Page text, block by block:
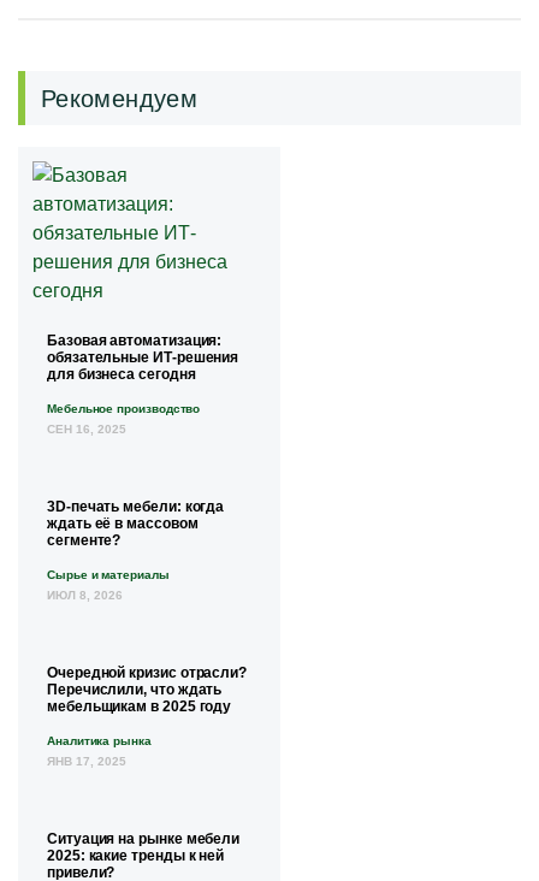
Рекомендуем
Базовая автоматизация:
обязательные ИТ-решения
для бизнеса сегодня
Мебельное производство
СЕН 16, 2025
3D-печать мебели: когда
ждать её в массовом
сегменте?
Сырье и материалы
ИЮЛ 8, 2026
Очередной кризис отрасли?
Перечислили, что ждать
мебельщикам в 2025 году
Аналитика рынка
ЯНВ 17, 2025
Ситуация на рынке мебели
2025: какие тренды к ней
привели?